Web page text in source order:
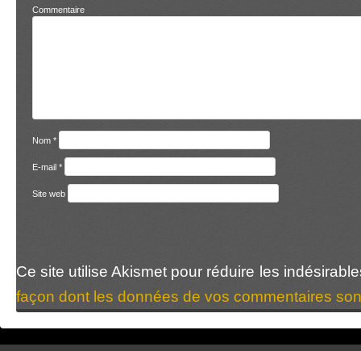
Nom *
E-mail *
Site web
Ce site utilise Akismet pour réduire les
façon dont les données de vos commentaires